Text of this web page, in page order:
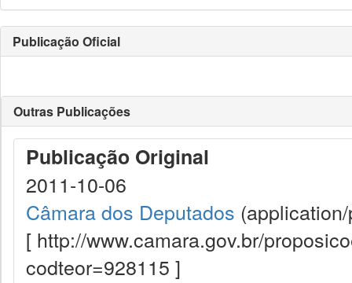
Publicação Oficial
Outras Publicações
Publicação Original
2011-10-06
Câmara dos Deputados
[ http://www.camara.gov.br/
codteor=928115 ]